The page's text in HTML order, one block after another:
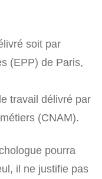
soit par
(EPP) de Paris,
travail délivré par
(CNAM).
pourra
il ne justifie pas